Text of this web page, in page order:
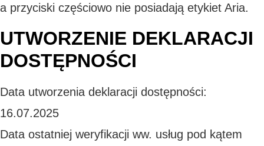
a przyciski częściowo nie posiadają etykiet Aria.
UTWORZENIE DEKLARACJI
DOSTĘPNOŚCI
Data utworzenia deklaracji dostępności:
16.07.2025
Data ostatniej weryfikacji ww. usług pod kątem